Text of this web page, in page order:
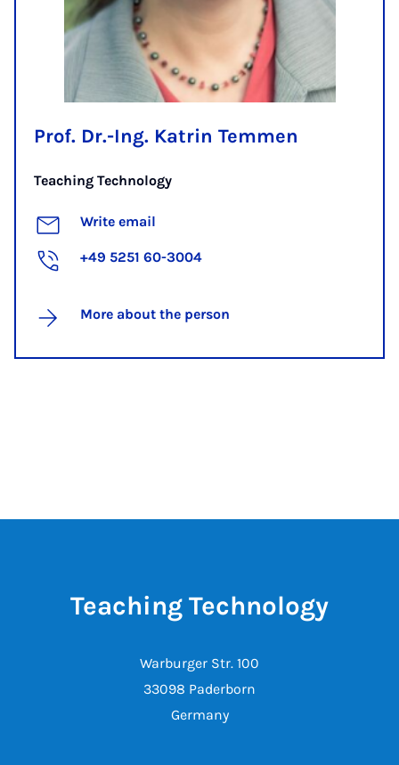
Prof. Dr.-Ing. Katrin Temmen
Teaching Technology
Write email
+49 5251 60-3004
More about the person
Teaching Technology
Warburger Str. 100
33098 Paderborn
Germany